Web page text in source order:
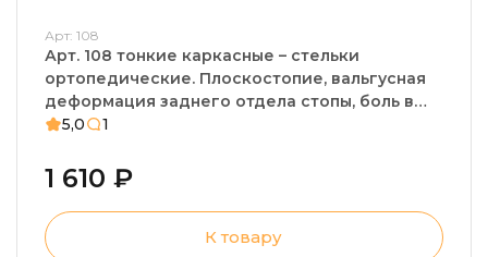
Арт: 108
Арт. 108 тонкие каркасные – стельки
ортопедические. Плоскостопие, вальгусная
деформация заднего отдела стопы, боль в
пятке
5,0 1
1 610 ₽
К товару